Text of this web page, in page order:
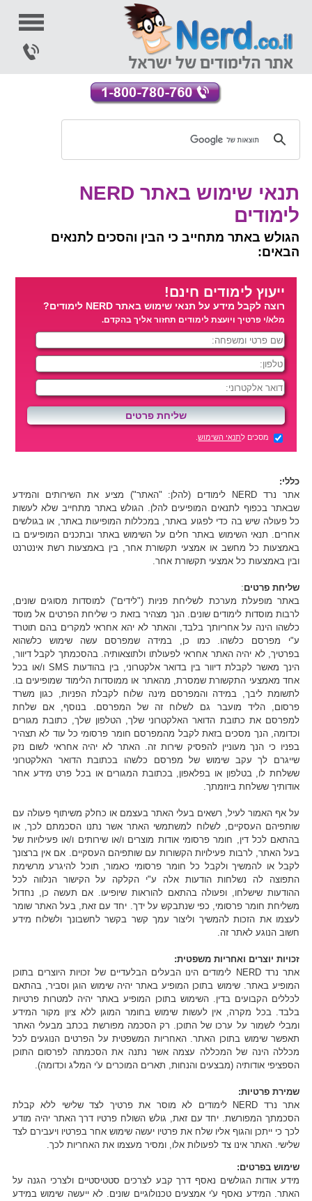
תנאי שימוש באתר NERD
לימודים
הגולש באתר מתחייב כי הבין והסכים לתנאים
הבאים:
ייעוץ לימודים חינם!
רוצה לקבל מידע על תנאי שימוש באתר NERD לימודים?
מלא/י פרטיך ויועצת לימודים תחזור אליך בהקדם.
מסכים לתנאי השימוש.
כללי:
אתר נרד NERD לימודים (להלן: "האתר") מציע את השירותים והמידע
שבאתר בכפוף לתנאים המופיעים להלן. הגולש באתר מתחייב שלא לעשות
כל פעולה שיש בה כדי לפגוע באתר, במכללות המופיעות באתר, או בגולשים
אחרים. תנאי השימוש באתר חלים על השימוש באתר ובתכנים המופיעים בו
באמצעות כל מחשב או אמצעי תקשורת אחר, בין באמצעות רשת אינטרנט
ובין באמצעות כל אמצעי תקשורת אחר.
שליחת פרטים:
באתר מופעלת מערכת לשליחת פניות ("לידים") למוסדות מסוגים שונים,
לרבות מוסדות לימודים שונים. הנך מצהיר בזאת כי שליחת הפרטים אל מוסד
כלשהו הינה על אחריותך בלבד, והאתר לא יהא אחראי למקרים בהם תוטרד
ע"י מפרסם כלשהו. כמו כן, במידה שמפרסם עשה שימוש כלשהוא
בפרטיך, לא יהיה האתר אחראי לפעולתו ולתוצאותיה. בהסכמתך לקבל דיוור,
הינך מאשר לקבלת דיוור בין בדואר אלקטרוני, בין בהודעות SMS ו/או בכל
אחד מאמצעי התקשורת שמסרת, מהאתר או ממוסדות הלימוד שמופיעים בו.
לתשומת ליבך, במידה והמפרסם מינה שלוח לקבלת הפניות, כגון משרד
פרסום, הליד מועבר גם לשלוח זה של המפרסם. בנוסף, אם שלחת
למפרסם את כתובת הדואר האלקטרוני שלך, הטלפון שלך, כתובת מגורים
וכדומה, הנך מסכים בזאת לקבל מהמפרסם חומר פרסומי כל עוד לא תצהיר
בפניו כי הנך מעוניין להפסיק שירות זה. האתר לא יהיה אחראי לשום נזק
שייגרם לך עקב שימוש של מפרסם כלשהו בכתובת הדואר האלקטרוני
ששלחת לו, בטלפון או בפלאפון, בכתובת המגורים או בכל פרט מידע אחר
אודותיך ששלחת ביוזמתך.
על אף האמור לעיל, רשאים בעלי האתר בעצמם או כחלק משיתוף פעולה עם
שותפיהם העסקיים, לשלוח למשתמשי האתר אשר נתנו הסכמתם לכך, או
בהתאם לכל דין, חומר פרסומי אודות מוצרים ו/או שירותים ו/או פעילויות של
בעל האתר, לרבות פעילויות הקשורות עם שותפיהם העסקיים. אם אין ברצונך
לקבל או להמשיך ולקבל כל חומר פרסומי כאמור, תוכל להיגרע מרשימת
התפוצה לה נשלחות הודעות אלה ע"י הקלקה על הקישור הנלווה לכל
ההודעות שישלחו, ופעולה בהתאם להוראות שיופיעו. אם תעשה כן, נחדול
משליחת חומר פרסומי, כפי שנתבקש על ידך. יחד עם זאת, בעל האתר שומר
לעצמו את הזכות להמשיך וליצור עמך קשר בקשר לחשבונך ולשלוח מידע
חשוב הנוגע לאתר זה.
זכויות יוצרים ואחריות משפטית:
אתר נרד NERD לימודים הינו הבעלים הבלעדיים של זכויות היוצרים בתוכן
המופיע באתר. שימוש בתוכן המופיע באתר יהיה שימוש הוגן וסביר, בהתאם
לכללים הקבועים בדין. השימוש בתוכן המופיע באתר יהיה למטרות פרטיות
בלבד. בכל מקרה, אין לעשות שימוש בחומר המוגן ללא ציון מקור המידע
ומבלי לשמור על ערכו של התוכן. רק הסכמה מפורשת בכתב מבעלי האתר
תאפשר שימוש בתוכן האתר. האחריות המשפטית על הפרטים הנוגעים לכל
מכללה הינה של המכללה עצמה אשר נתנה את הסכמתה לפרסום התוכן
הספציפי אודותיה (מבצעים והנחות, תארים המוכרים ע'י המל'ג וכדומה).
שמירת פרטיות:
אתר נרד NERD לימודים לא מוסר את פרטיך לצד שלישי ללא קבלת
הסכמתך המפורשת. יחד עם זאת, גולש השולח פרטיו דרך האתר יהיה מודע
לכך כי ייתכן והגוף אליו שלח את פרטיו יעשה שימוש אחר בפרטיו ויעבירם לצד
שלישי. האתר אינו צד לפעולות אלו, ומסיר מעצמו את האחריות לכך.
שימוש בפרטים:
מידע אודות הגולשים נאסף דרך קבע לצרכים סטטיסטיים ולצרכי הגנה על
האתר. המידע נאסף ע'י אמצעים טכנולוגיים שונים. לא ייעשה שימוש במידע